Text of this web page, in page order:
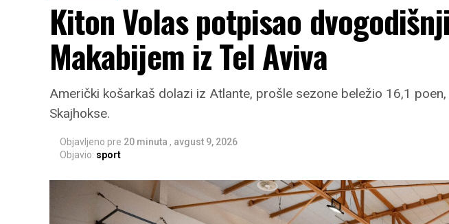
Kiton Volas potpisao
Makabijem iz Tel Aviva
Američki košarkaš dolazi iz Atlante, prošle sezone beležio 16,1
Skajhokse.
Objavljeno pre 20 minuta , avgust 9, 2026
Objavio: sport